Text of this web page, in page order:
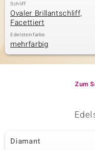
Schliff
Ovaler Brillantschliff,
Facettiert
Edelsteinfarbe
mehrfarbig
Zum
Diamant